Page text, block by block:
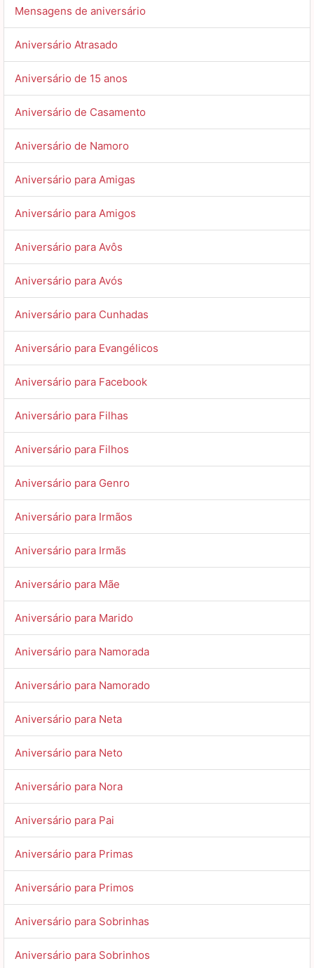
Mensagens de aniversário
Aniversário Atrasado
Aniversário de 15 anos
Aniversário de Casamento
Aniversário de Namoro
Aniversário para Amigas
Aniversário para Amigos
Aniversário para Avôs
Aniversário para Avós
Aniversário para Cunhadas
Aniversário para Evangélicos
Aniversário para Facebook
Aniversário para Filhas
Aniversário para Filhos
Aniversário para Genro
Aniversário para Irmãos
Aniversário para Irmãs
Aniversário para Mãe
Aniversário para Marido
Aniversário para Namorada
Aniversário para Namorado
Aniversário para Neta
Aniversário para Neto
Aniversário para Nora
Aniversário para Pai
Aniversário para Primas
Aniversário para Primos
Aniversário para Sobrinhas
Aniversário para Sobrinhos